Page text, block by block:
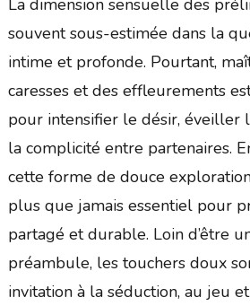
La dimension sensuelle des
souvent sous-estimée dans la
intime et profonde. Pourtant,
caresses et des effleurements
pour intensifier le désir, éveiller
la complicité entre partenaires.
cette forme de douce
plus que jamais essentiel pour
partagé et durable. Loin d’être
préambule, les touchers doux
invitation à la séduction, au jeu